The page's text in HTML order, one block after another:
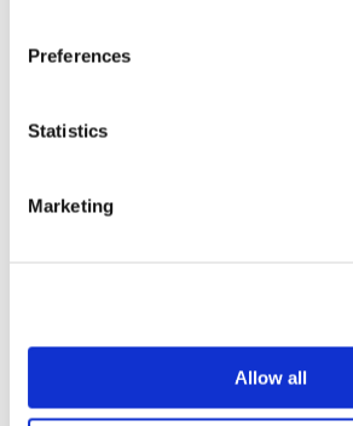
Preferences
Statistics
Marketing
Allow all